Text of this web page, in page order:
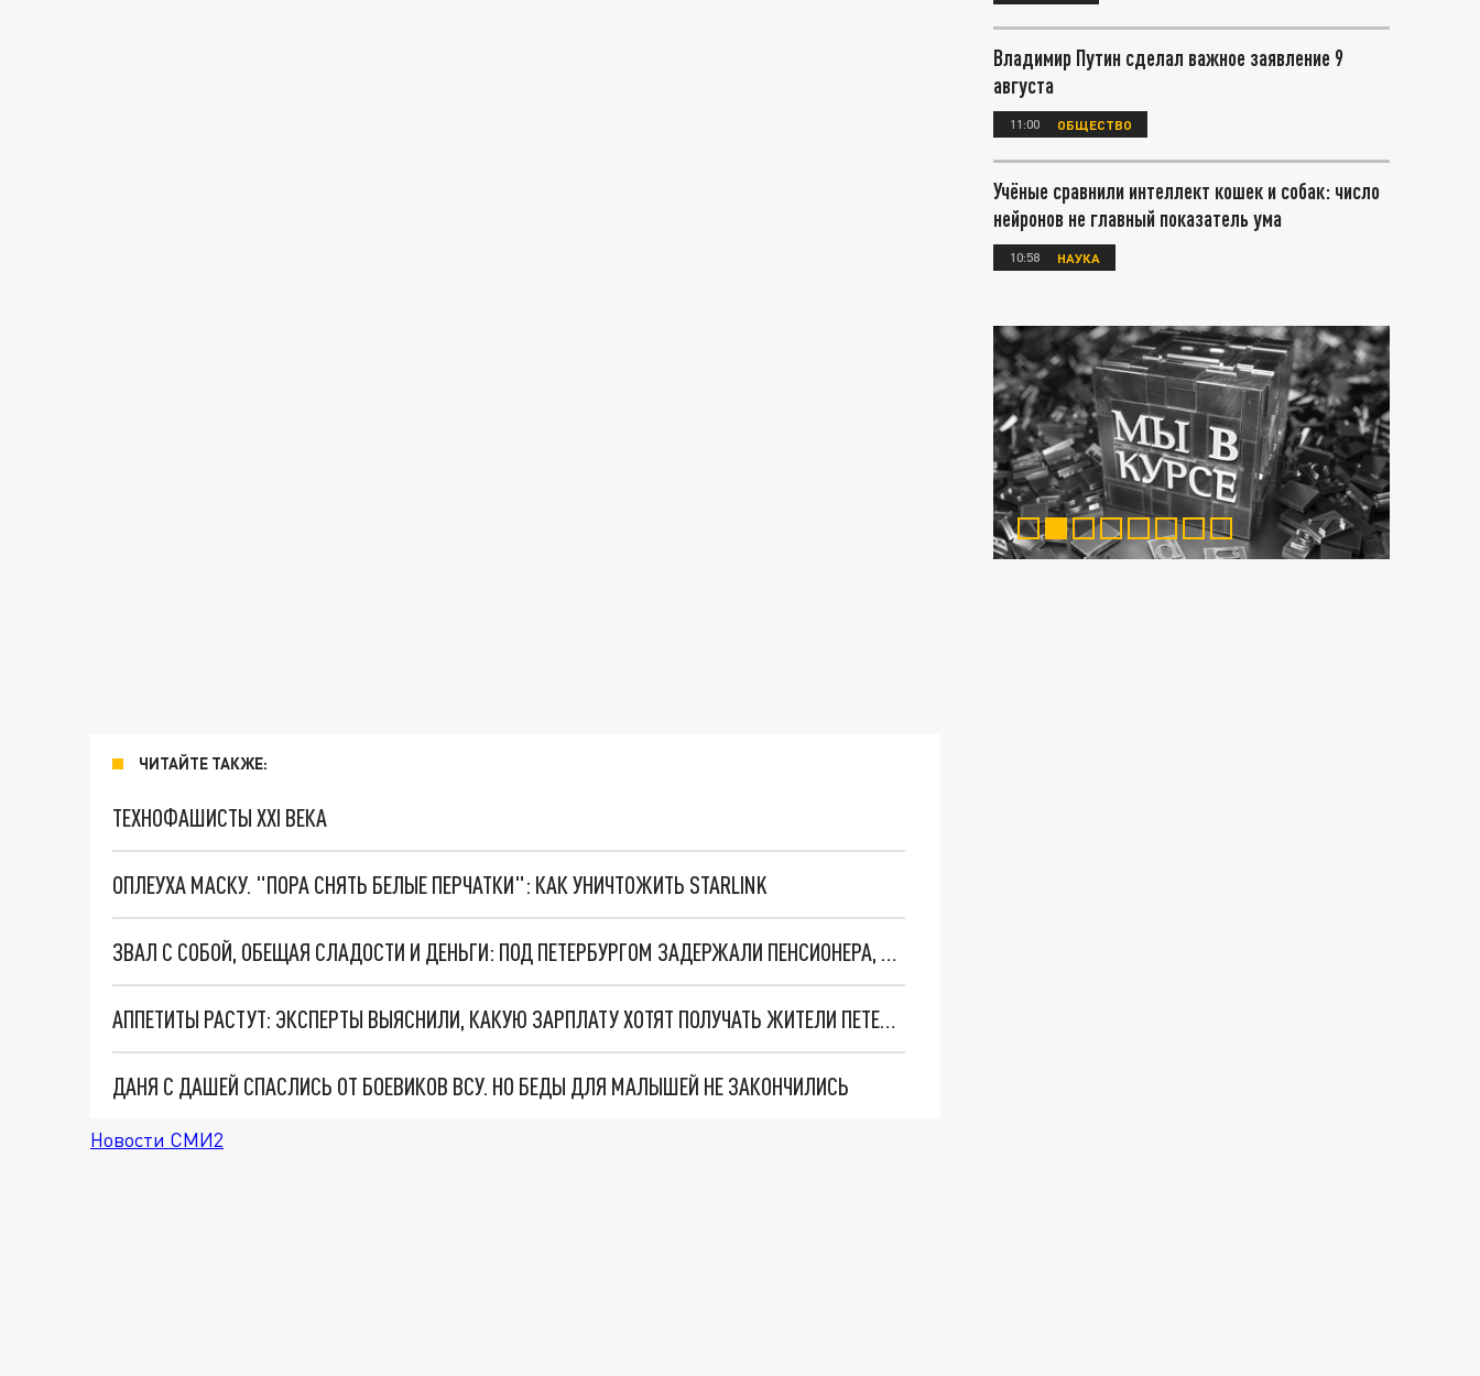
ЧИТАЙТЕ ТАКЖЕ:
ТЕХНОФАШИСТЫ XXI ВЕКА
ОПЛЕУХА МАСКУ. "ПОРА СНЯТЬ БЕЛЫЕ ПЕРЧАТКИ": КАК УНИЧТОЖИТЬ STARLINK
ЗВАЛ С СОБОЙ, ОБЕЩАЯ СЛАДОСТИ И ДЕНЬГИ: ПОД ПЕТЕРБУРГОМ ЗАДЕРЖАЛИ ПЕНСИОНЕРА, ПРИСТАВАВШЕГО К ДЕТЯМ
АППЕТИТЫ РАСТУТ: ЭКСПЕРТЫ ВЫЯСНИЛИ, КАКУЮ ЗАРПЛАТУ ХОТЯТ ПОЛУЧАТЬ ЖИТЕЛИ ПЕТЕРБУРГА
ДАНЯ С ДАШЕЙ СПАСЛИСЬ ОТ БОЕВИКОВ ВСУ. НО БЕДЫ ДЛЯ МАЛЫШЕЙ НЕ ЗАКОНЧИЛИСЬ
Новости СМИ2
Владимир Путин сделал важное заявление 9
августа
11:00 ОБЩЕСТВО
Учёные сравнили интеллект кошек и собак: число
нейронов не главный показатель ума
10:58 НАУКА